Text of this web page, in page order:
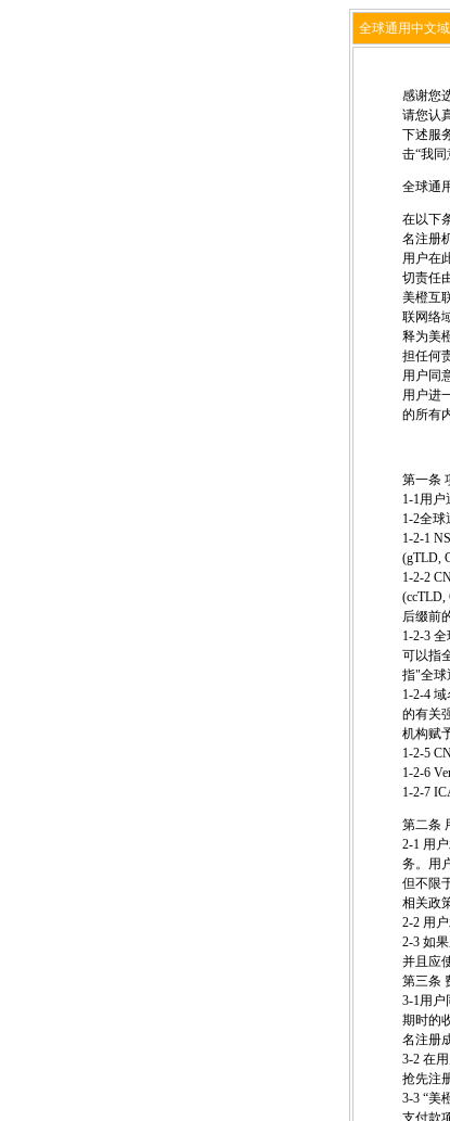
全球通用中文
感谢您
请您认
下述服
击“我
全球通
在以下
名注册
用户在
切责任
美橙互
联网络
释为美
担任何
用户同
用户进
的所有
第一条
1-1用
1-2全球
1-2-1
(gTLD,
1-2-2
(ccTLD,
后缀前
1-2-3
可以指
指"全球
1-2-4
的有关
机构赋
1-2-5
1-2-6
1-2-7
第二条
2-1 用
务。用
但不限
相关政
2-2 用
2-3 如
并且应
第三条
3-1用
期时的
名注册
3-2 在
抢先注
3-3 “美
支付款